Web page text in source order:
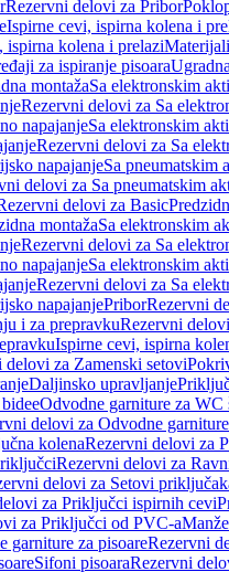
Rezervni delovi za Pribor
Ispirne cevi, ispirna kolena i
ispirna kolena i prelazi
za ispiranje pisoara
montažaSa elektronskim
Rezervni delovi za Sa
napajanjeSa elektronskim
Rezervni delovi za Sa
napajanjeSa pneumatskim
delovi za Sa pneumatskim
delovi za Basic
montažaSa elektronskim
Rezervni delovi za Sa
napajanjeSa elektronskim
Rezervni delovi za Sa
napajanjePriborRezervni
i za prepravkuRezervni
Ispirne cevi, ispirna
delovi za Zamenski setovi
Daljinsko upravljanje
Odvodne garniture za WC
delovi za Odvodne
kolenaRezervni delovi za
Rezervni delovi za
delovi za Setovi
za Priključci ispirnih cevi
za Priključci od PVC-a
garniture za pisoareRezervni
Sifoni pisoaraRezervni